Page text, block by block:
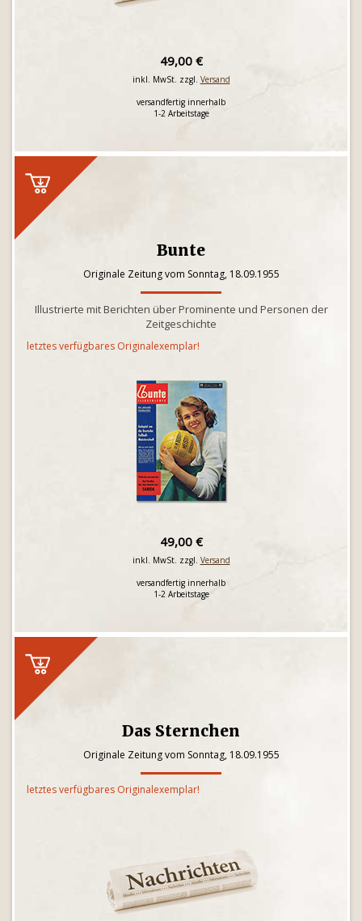
49,00 €
inkl. MwSt. zzgl. Versand
versandfertig innerhalb
1-2 Arbeitstage
Bunte
Originale Zeitung vom Sonntag, 18.09.1955
Illustrierte mit Berichten über Prominente und Personen der
Zeitgeschichte
letztes verfügbares Originalexemplar!
49,00 €
inkl. MwSt. zzgl. Versand
versandfertig innerhalb
1-2 Arbeitstage
Das Sternchen
Originale Zeitung vom Sonntag, 18.09.1955
letztes verfügbares Originalexemplar!